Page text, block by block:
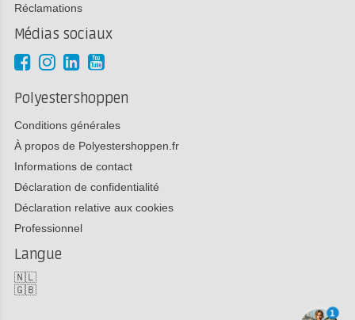
Réclamations
Médias sociaux
Polyestershoppen
Conditions générales
À propos de Polyestershoppen.fr
Informations de contact
Déclaration de confidentialité
Déclaration relative aux cookies
Professionnel
Langue
🇳🇱
🇬🇧
1